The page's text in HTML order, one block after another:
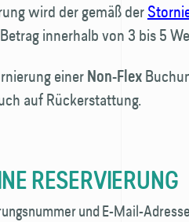
wird der gemäß der
innerhalb von 3 bis 5
einer Non-Flex
auf Rückerstattung.
RESERVIERUNG
und E-Mail-